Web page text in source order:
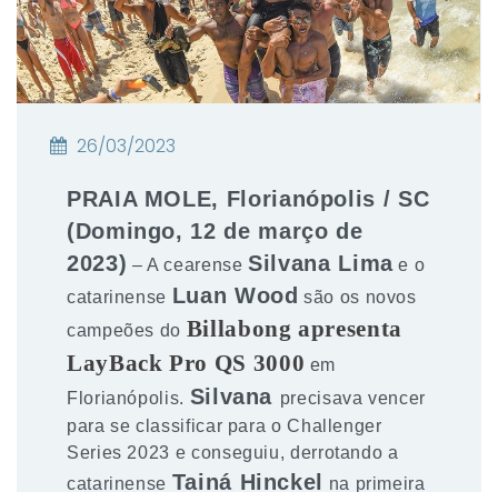
26/03/2023
PRAIA MOLE, Florianópolis / SC
(Domingo, 12 de março de
2023) – A cearenseSilvana Limae o
catarinense Luan Wood são os novos
campeões do Billabong apresenta
LayBack Pro QS 3000 em
Florianópolis. Silvana precisava vencer
para se classificar para o Challenger
Series 2023 e conseguiu, derrotando a
catarinense Tainá Hinckel na primeira